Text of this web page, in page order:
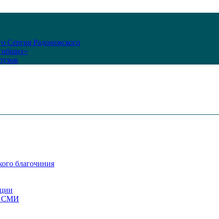
Сергия Радонежского
благочиния
СМИ